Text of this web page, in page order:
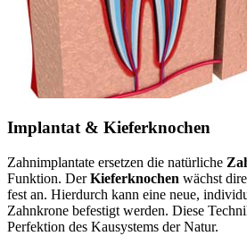
Implantat & Kieferknochen
Zahnimplantate ersetzen die natürliche
Funktion. DerKieferknochen wächst
fest an. Hierdurch kann eine neue,
Zahnkrone befestigt werden. Diese
Perfektion des Kausystems der Natur.